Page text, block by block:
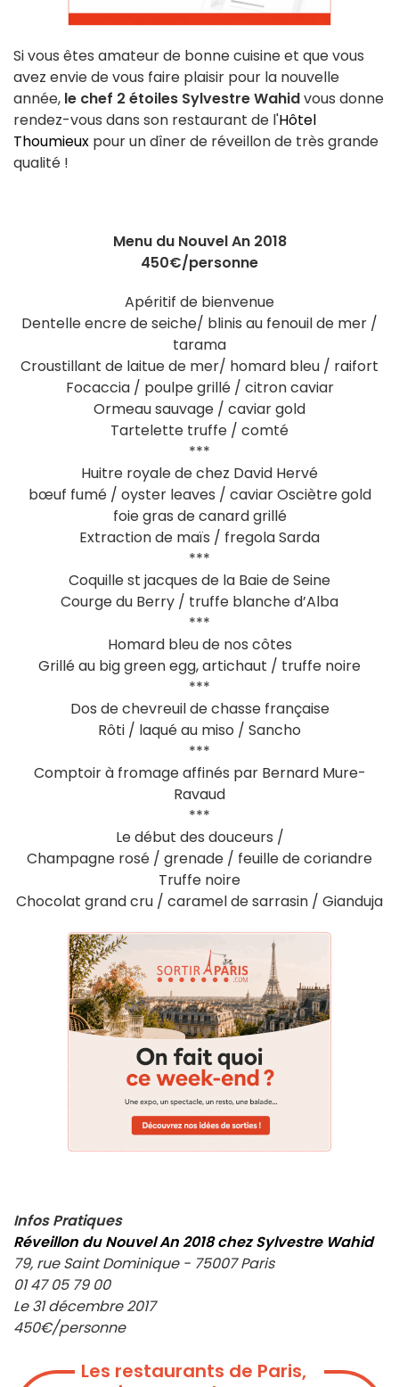
Si vous êtes amateur de bonne cuisine et que vous
avez envie de vous faire plaisir pour la nouvelle
année, le chef 2 étoiles Sylvestre Wahidvous donne
rendez-vous dans son restaurant de l'Hôtel
Thoumieux pour un dîner de réveillon de très grande
qualité !
Menu du Nouvel An 2018
450€/personne
Apéritif de bienvenue
Dentelle encre de seiche/ blinis au fenouil de mer /
tarama
Croustillant de laitue de mer/ homard bleu / raifort
Focaccia / poulpe grillé / citron caviar
Ormeau sauvage / caviar gold
Tartelette truffe / comté
***
Huitre royale de chez David Hervé
bœuf fumé / oyster leaves / caviar Osciètre gold
foie gras de canard grillé
Extraction de maïs / fregola Sarda
***
Coquille st jacques de la Baie de Seine
Courge du Berry / truffe blanche d’Alba
***
Homard bleu de nos côtes
Grillé au big green egg, artichaut / truffe noire
***
Dos de chevreuil de chasse française
Rôti / laqué au miso / Sancho
***
Comptoir à fromage affinés par Bernard Mure-
Ravaud
***
Le début des douceurs /
Champagne rosé / grenade / feuille de coriandre
Truffe noire
Chocolat grand cru / caramel de sarrasin / Gianduja
Infos Pratiques
Réveillon du Nouvel An 2018 chez Sylvestre Wahid
79, rue Saint Dominique - 75007 Paris
01 47 05 79 00
Le 31 décembre 2017
450€/personne
Les restaurants de Paris,